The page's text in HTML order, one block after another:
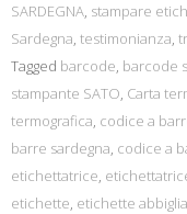
SARDEGNA, stampare
Sardegna, testimonianza,
Tagged barcode, barcode
stampante SATO, Carta
termografica, codice a
barre sardegna, codice a
etichettatrice,
etichette, etichette